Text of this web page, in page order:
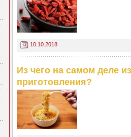
10.10.2018
Из чего на самом деле
приготовления?